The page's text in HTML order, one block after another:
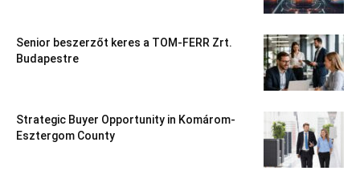
Senior beszerzőt keres a TOM-FERR Zrt.
Budapestre
Strategic Buyer Opportunity in Komárom-
Esztergom County